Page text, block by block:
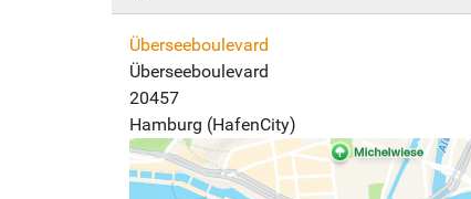
Überseeboulevard
Überseeboulevard
20457
Hamburg (HafenCity)